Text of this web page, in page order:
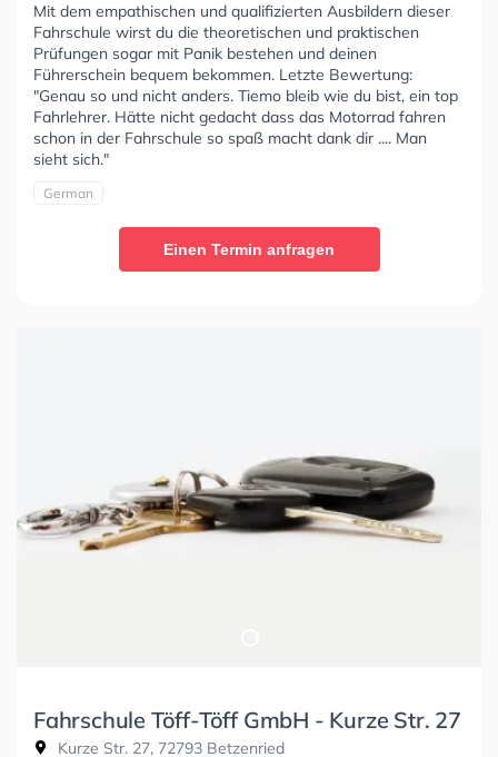
Mit dem empathischen und qualifizierten Ausbildern dieser
Fahrschule wirst du die theoretischen und praktischen
Prüfungen sogar mit Panik bestehen und deinen
Führerschein bequem bekommen. Letzte Bewertung:
"Genau so und nicht anders. Tiemo bleib wie du bist, ein top
Fahrlehrer. Hätte nicht gedacht dass das Motorrad fahren
schon in der Fahrschule so spaß macht dank dir .... Man
sieht sich."
German
Einen Termin anfragen
Fahrschule Töff-Töff GmbH - Kurze Str. 27
Kurze Str. 27, 72793 Betzenried